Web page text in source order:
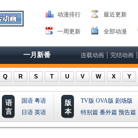
动漫排行 最近更新
一周更新 全部动漫
一月新番 连载动画 ┆ 完结动画 ┆
Q R S T U V W X Y
语
言
国语 粤语
日语 英语
版
本
TV版 OVA版 剧场版
特别篇 番外篇 预告篇